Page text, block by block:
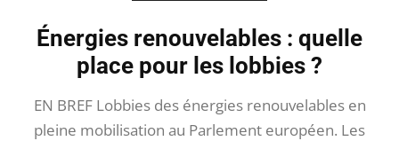
Énergies renouvelables : quelle
place pour les lobbies ?
EN BREF Lobbies des énergies renouvelables en
pleine mobilisation au Parlement européen. Les